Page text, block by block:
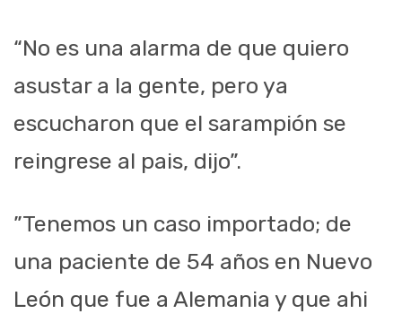
“No es una alarma de que quiero
asustar a la gente, pero ya
escucharon que el sarampión se
reingrese al pais, dijo”.
”Tenemos un caso importado; de
una paciente de 54 años en Nuevo
León que fue a Alemania y que ahi